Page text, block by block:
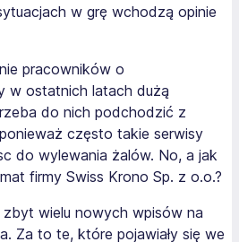
w grę wchodzą opinie
pracowników o
w ostatnich latach dużą
do nich podchodzić z
często takie serwisy
do wylewania żalów. No, a jak
firmy Swiss Krono Sp. z o.o.?
zbyt wielu nowych wpisów na
Za to te, które pojawiały się we